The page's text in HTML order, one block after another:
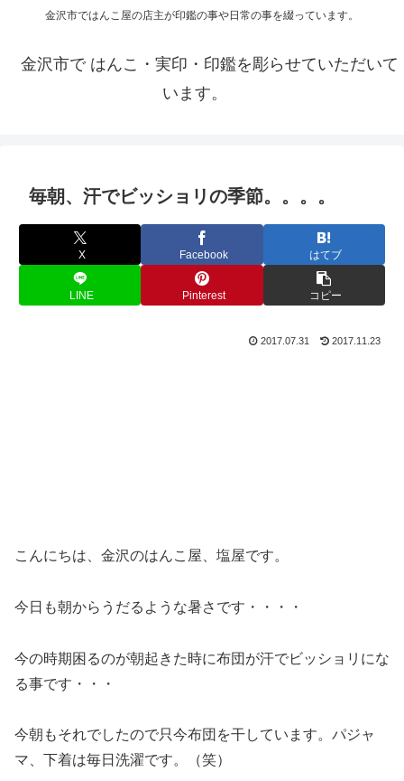
金沢市ではんこ屋の店主が印鑑の事や日常の事を綴っています。
金沢市で はんこ・実印・印鑑を彫らせていただいて
います。
毎朝、汗でビッショリの季節。。。。
X Facebook はてブ
LINE Pinterest コピー
2017.07.31 2017.11.23
こんにちは、金沢のはんこ屋、塩屋です。
今日も朝からうだるような暑さです・・・・
今の時期困るのが朝起きた時に布団が汗でビッショリにな
る事です・・・
今朝もそれでしたので只今布団を干しています。パジャ
マ、下着は毎日洗濯です。（笑）